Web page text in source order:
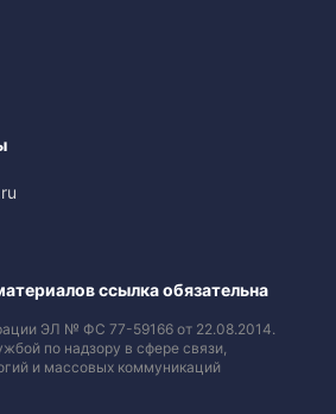
ссылка обязательна
ЭЛ № ФС 77-59166 от 22.08.2014.
по надзору в сфере связи,
и массовых коммуникаций